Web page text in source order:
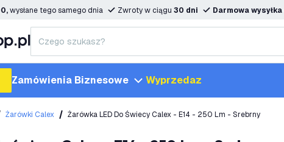
wysłane tego samego dnia Zwroty w ciągu 30 dni Darmowa wysyłka
Zamówienia Biznesowe Wyprzedaz
Żarówki Calex Żarówka LED Do Świecy Calex - E14 - 250 Lm - Srebrny